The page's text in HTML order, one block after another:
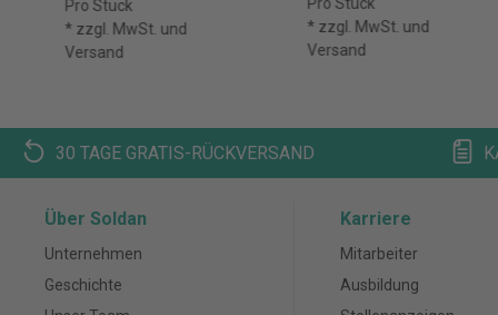
Pro Stück
* zzgl. MwSt. und
Versand
* zzgl. MwSt. und
Versand
30 TAGE GRATIS-RÜCKVERSAND
Über Soldan
Unternehmen
Geschichte
Karriere
Mitarbeiter
Ausbildung